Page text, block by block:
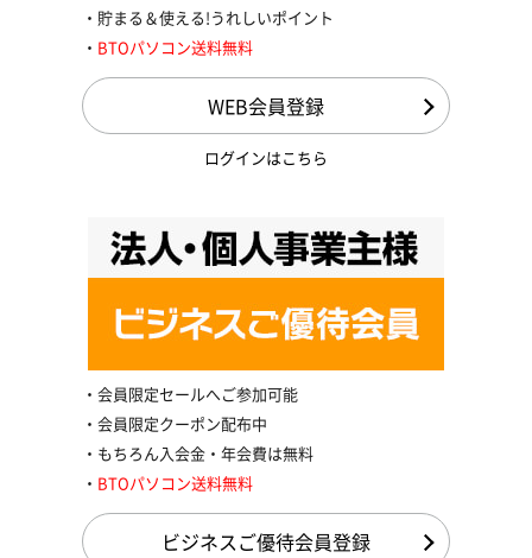
貯まる＆使える!うれしいポイント
BTOパソコン送料無料
WEB会員登録
ログインはこちら
会員限定セールへご参加可能
会員限定クーポン配布中
もちろん入会金・年会費は無料
BTOパソコン送料無料
ビジネスご優待会員登録